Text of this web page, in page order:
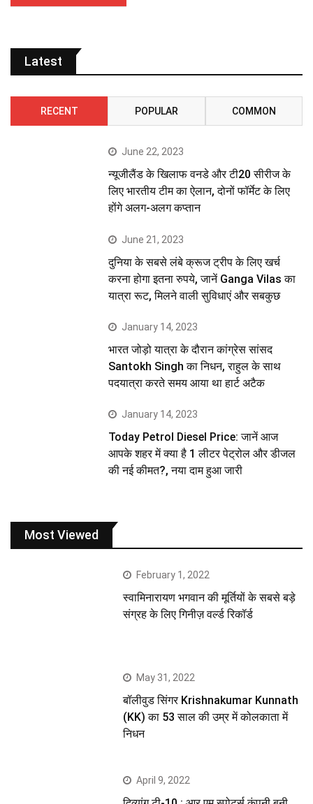
Latest
RECENT POPULAR COMMON
June 22, 2023
न्यूजीलैंड के खिलाफ वनडे और टी20 सीरीज के
लिए भारतीय टीम का ऐलान, दोनों फॉर्मेट के लिए
होंगे अलग-अलग कप्तान
June 21, 2023
दुनिया के सबसे लंबे क्रूज ट्रीप के लिए खर्च
करना होगा इतना रुपये, जानें Ganga Vilas का
यात्रा रूट, मिलने वाली सुविधाएं और सबकुछ
January 14, 2023
भारत जोड़ो यात्रा के दौरान कांग्रेस सांसद
Santokh Singh का निधन, राहुल के साथ
पदयात्रा करते समय आया था हार्ट अटैक
January 14, 2023
Today Petrol Diesel Price: जानें आज
आपके शहर में क्या है 1 लीटर पेट्रोल और डीजल
की नई कीमत?, नया दाम हुआ जारी
Most Viewed
February 1, 2022
स्वामिनारायण भगवान की मूर्तियों के सबसे बड़े
संग्रह के लिए गिनीज़ वर्ल्ड रिकॉर्ड
May 31, 2022
बॉलीवुड सिंगर Krishnakumar Kunnath
(KK) का 53 साल की उम्र में कोलकाता में
निधन
April 9, 2022